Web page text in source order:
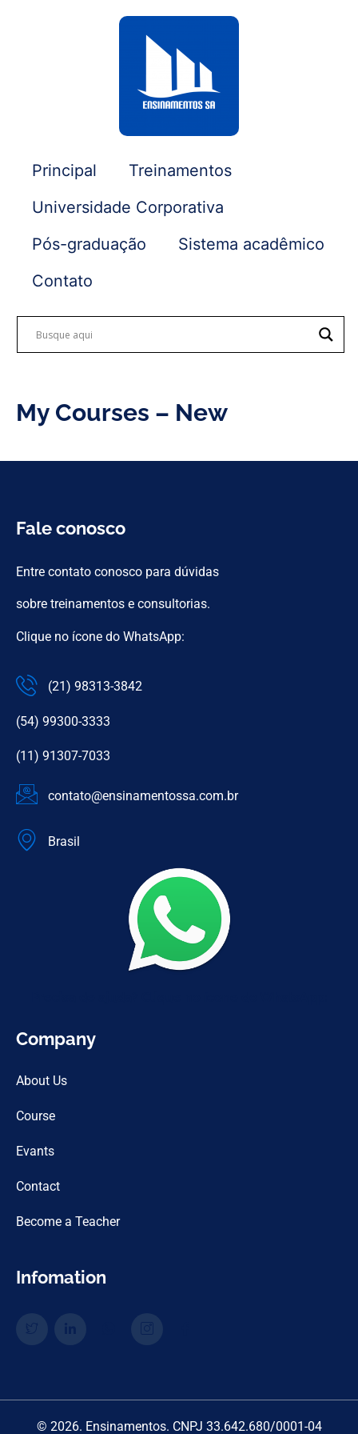
Principal
Treinamentos
Universidade Corporativa
Pós-graduação
Sistema acadêmico
Contato
My Courses – New
Fale conosco
Entre contato conosco para dúvidas
sobre treinamentos e consultorias.
Clique no ícone do WhatsApp:
(21) 98313-3842
(54) 99300-3333
(11) 91307-7033
contato@ensinamentossa.com.br
Brasil
Company
About Us
Course
Evants
Contact
Become a Teacher
Infomation
© 2026. Ensinamentos. CNPJ 33.642.680/0001-04